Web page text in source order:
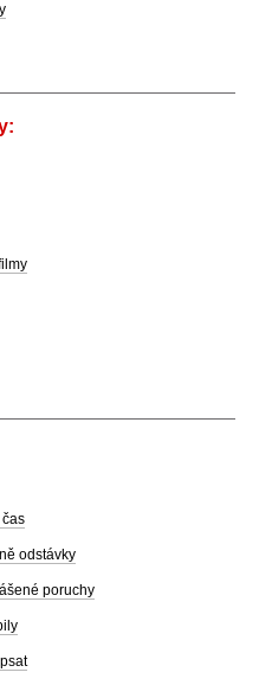
odstávky
poruchy